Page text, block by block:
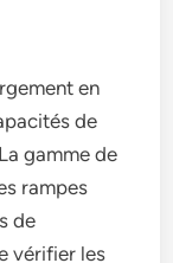
en
de
gamme de
rampes
de
vérifier les